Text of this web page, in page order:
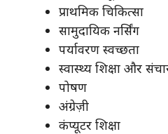
प्राथमिक चिकित्सा
सामुदायिक नर्सिंग
पर्यावरण स्वच्छता
स्वास्थ्य शिक्षा और
पोषण
अंग्रेज़ी
कंप्यूटर शिक्षा